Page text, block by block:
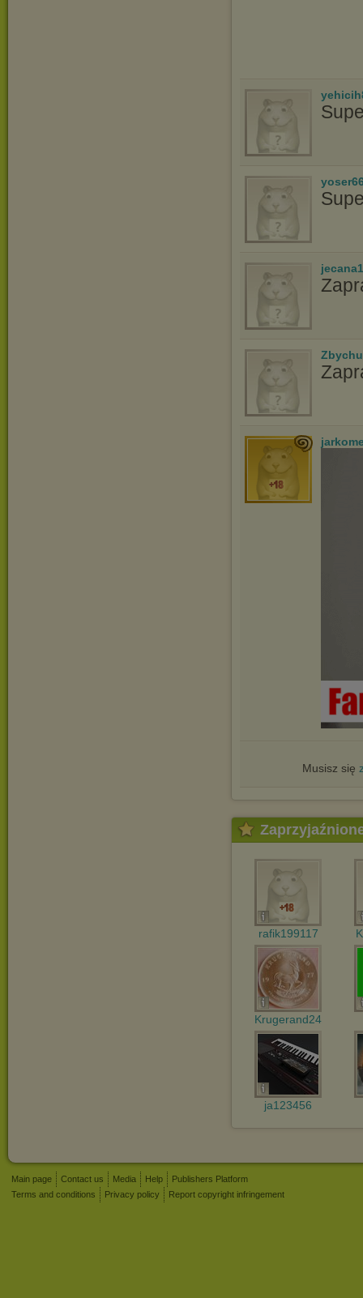
Musisz się
rafik199117
Krugerand24
ja123456
Main page Contact us Media Help
Publishers Platform
Terms and conditions
Privacy policy Report copyright infringement